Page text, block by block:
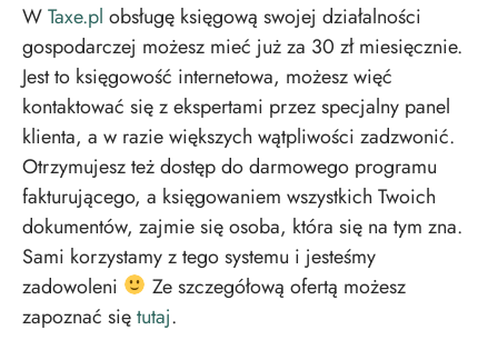
WTaxe.pl obsługę księgową swojej działalności
gospodarczej możesz mieć już za 30 zł miesięcznie.
Jest to księgowość internetowa, możesz więć
kontaktować się z ekspertami przez specjalny panel
klienta, a w razie większych wątpliwości zadzwonić.
Otrzymujesz też dostęp do darmowego programu
fakturującego, a księgowaniem wszystkich Twoich
dokumentów, zajmie się osoba, która się na tym zna.
Sami korzystamy z tego systemu i jesteśmy
zadowoleni
Ze szczegółową ofertą możesz
zapoznać siętutaj.